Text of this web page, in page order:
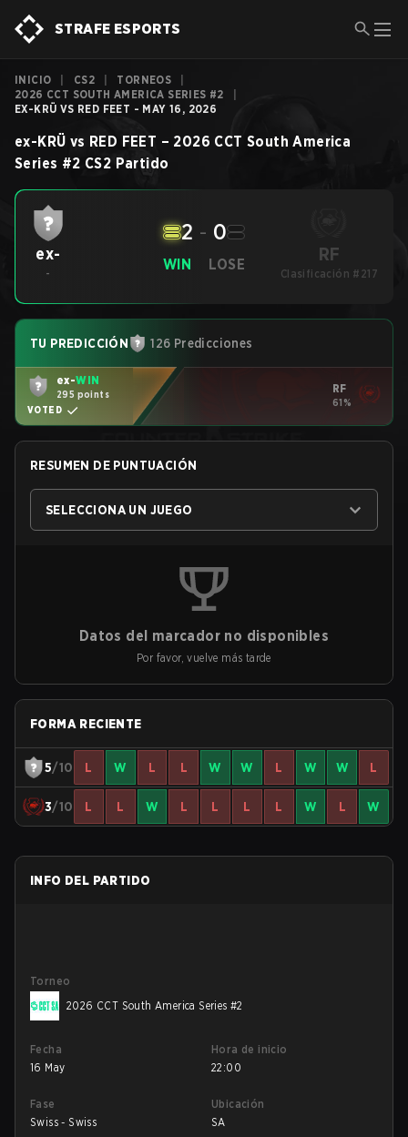
STRAFE ESPORTS
INICIO CS2 TORNEOS
2026 CCT SOUTH AMERICA SERIES #2
EX-KRÜ VS RED FEET - MAY 16, 2026
ex-KRÜ vs RED FEET – 2026 CCT South America
Series #2 CS2 Partido
ex-
-
WIN
2 - 0
LOSE RF
Clasificación #217
TU PREDICCIÓN 126 Predicciones
ex-WIN
295 points
VOTED
RF
61%
RESUMEN DE PUNTUACIÓN
SELECCIONA UN JUEGO
Datos del marcador no disponibles
Por favor, vuelve más tarde
FORMA RECIENTE
5/10 L W L L W W L W W L
3/10 L L W L L L L W L W
INFO DEL PARTIDO
Torneo
2026 CCT South America Series #2
Fecha
16 May
Hora de inicio
22:00
Fase
Swiss - Swiss
Ubicación
SA